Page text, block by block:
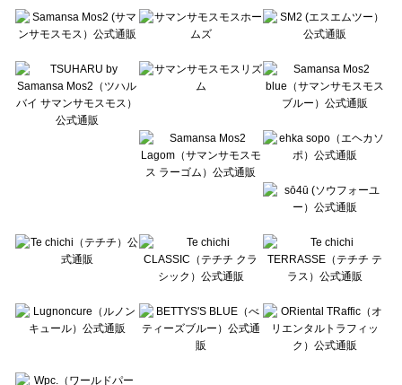
Te chichi（テチチ）のその他トップス一覧
Te chichi CLASSIC（テチチ クラシック）のその他トップス一覧
Lugnoncure（ルノンキュール）のその他トップス一覧
BETTY'S BLUE（べティーズブルー）のその他トップス一覧
Wpc.（ワールドパーティー）のその他トップス一覧